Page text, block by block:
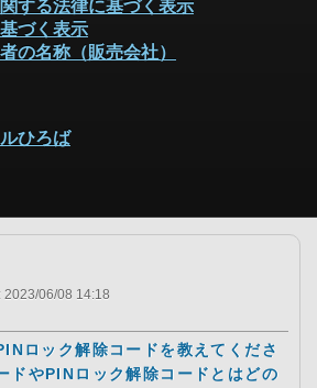
する法律に基づく表示
づく表示
の名称（販売会社）
ひろば
2023/06/08 14:18
ロック解除コードを教えてくださ
ドやPINロック解除コードとはどの